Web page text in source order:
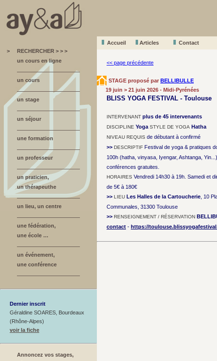
Accueil Articles
Contact
>
RECHERCHER > > >
un cours en ligne
un cours
un stage
un séjour
une formation
un professeur
un praticien,
un thérapeuthe
un lieu, un centre
une fédération,
une école …
un événement,
une conférence
Dernier inscrit
Géraldine SOARES, Bourdeaux
(Rhône-Alpes)
voir la fiche
Annoncez vos stages,
<< page précédente
STAGE proposé par BELLIBULLE
19 juin > 21 juin 2026 - Midi-Pyrénées
BLISS YOGA FESTIVAL - Toulouse
INTERVENANT plus de 45 intervenants
DISCIPLINE Yoga STYLE DE YOGA Hatha
NIVEAU REQUIS de débutant à confirmé
>> DESCRIPTIF Festival de yoga & pratiques
100h (hatha, vinyasa, Iyengar, Ashtanga,
conférences gratuites.
HORAIRES Vendredi 14h30 à 19h. Samedi et
de 5€ à 180€
>> LIEU Les Halles de la Cartoucherie , 10
Communales, 31300 Toulouse
>> RENSEIGNEMENT / RÉSERVATION
contact - https://